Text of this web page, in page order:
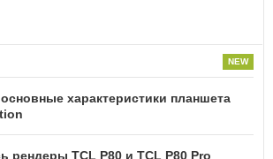
характеристики планшета
рендеры TCL P80 и TCL P80 Pro